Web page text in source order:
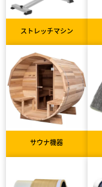
ストレッチマシン
サウナ機器